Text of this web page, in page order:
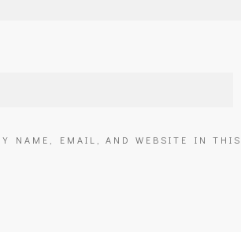
NAME, EMAIL, AND WEBSITE IN